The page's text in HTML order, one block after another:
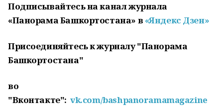
Подписывайтесь на канал журнала
«Панорама Башкортостана» в «Яндекс Дзен»
Присоединяйтесь к журналу "Панорама
Башкортостана"
во
"Вконтакте":vk.com/bashpanoramamagazine